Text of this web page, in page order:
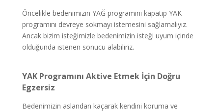
Öncelikle bedenimizin YAĞ programını kapatıp YAK
programını devreye sokmayı istemesini sağlamalıyız.
Ancak bizim isteğimizle bedenimizin isteği uyum içinde
olduğunda istenen sonucu alabiliriz.
YAK Programını Aktive Etmek İçin Doğru
Egzersiz
Bedenimizin aslandan kaçarak kendini koruma ve